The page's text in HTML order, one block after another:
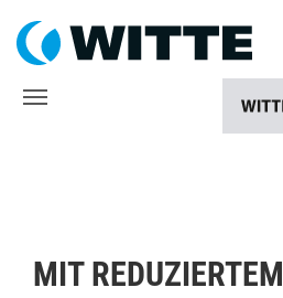
MIT REDUZIERTEM